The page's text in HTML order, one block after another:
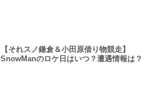
【それスノ鎌倉＆小田原借り物競走】
SnowManのロケ日はいつ？遭遇情報は？